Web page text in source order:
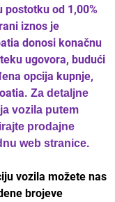
postotku od 1,00%
iznos je
donosi konačnu
ugovora, budući
opcija kupnje,
Za detaljne
vozila putem
prodajne
web stranice.
vozila možete nas
brojeve